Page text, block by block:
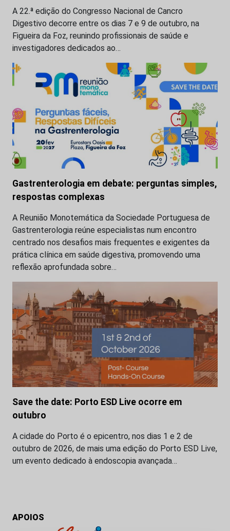
A 22.ª edição do Congresso Nacional de Cancro
Digestivo decorre entre os dias 7 e 9 de outubro, na
Figueira da Foz, reunindo profissionais de saúde e
investigadores dedicados ao…
Gastrenterologia em debate: perguntas simples,
respostas complexas
A Reunião Monotemática da Sociedade Portuguesa de
Gastrenterologia reúne especialistas num encontro
centrado nos desafios mais frequentes e exigentes da
prática clínica em saúde digestiva, promovendo uma
reflexão aprofundada sobre…
Save the date: Porto ESD Live ocorre em
outubro
A cidade do Porto é o epicentro, nos dias 1 e 2 de
outubro de 2026, de mais uma edição do Porto ESD Live,
um evento dedicado à endoscopia avançada…
APOIOS